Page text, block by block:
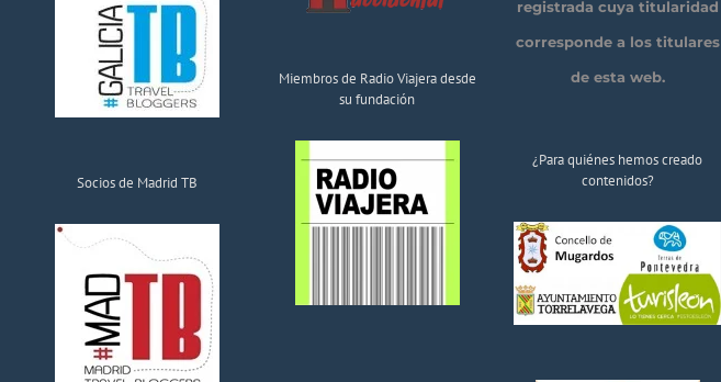
Socios de Madrid TB
Miembros de Radio Viajera desde
su fundación
registrada cuya titularidad
corresponde a los titulares
de esta web.
¿Para quiénes hemos creado
contenidos?